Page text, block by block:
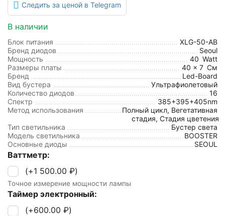
Следить за ценой в Telegram
В наличии
Блок питания
XLG-50-AB
Бренд диодов
Seoul
Мощность
40 Watt
Размеры платы
40 x 7 См
Бренд
Led-Board
Вид бустера
Ультрафиолетовый
Количество диодов
16
Спектр
385+395+405nm
Метод использования
Полный цикл, Вегетативная
стадия, Стадия цветения
Тип светильника
Бустер света
Модель светильника
BOOSTER
Основные диоды
SEOUL
Ваттметр:
(+1 500.00 ₽)
Точное измерение мощности лампы
Таймер электронный:
(+600.00 ₽)